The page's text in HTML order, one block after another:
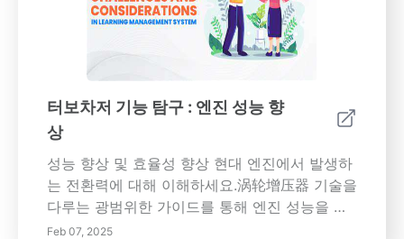
목표를 달성하고 전반적인 효율성을 향상시킬
수 있는 체계적인 접근 방식을 제공합니다. 압도
당하는 느낌을 떨쳐내고 성공을 향한 체계적인
경로에 인사하세요!
름기 있는 잔여물과 같은 시각적 지표를 찾고, 윤
활제 감소와 경고등과 같은 잠재적인 엔진 성능
문제를 인식하세요. 마모된 개스킷 및 부적절한
설치와 같은 일반적인 원인에 익숙해져 누수를
효과적으로 해결하세요. 해결책 및 예방 조치오
일 누수를 해결하려면 원인을 식별해야 하며, 해
결책은 마모된 개스킷을 교체하는 것부터 엔진
부품이 제대로 설치되었는지 확인하는 것까지
다양합니다. 정기적인 유지보수, 적시의 오일 교
환, 고품질 오일 사용은 누수가 발생하는 것을 방
지하는 데 도움이 될 수 있습니다. 전문적인 도움
터보차저 기능 탐구 : 엔진 성능 향
상
성능 향상 및 효율성 향상 현대 엔진에서 발생하
는 전환력에 대해 이해하세요.涡轮增压器 기술을
다루는 광범위한 가이드를 통해 엔진 성능을 향
상하고 효율성을 향상하는 방법을 설명합니다.
Feb 07, 2025